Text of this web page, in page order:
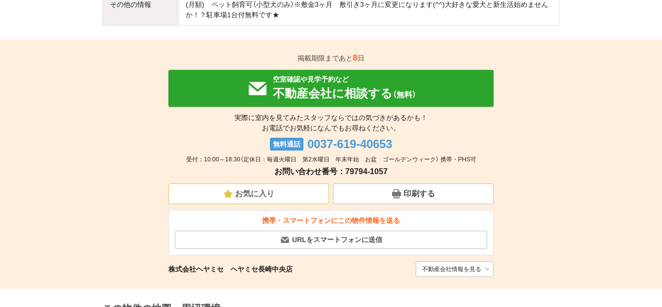
その他の情報
(月額) ペット飼育可（小型犬のみ）※敷金3ヶ月 敷引き3ヶ月に変更になります(^^)大好きな愛犬と新生活始めません
か！？駐車場1台付無料です★
掲載期限まであと8日
空室確認や見学予約など
不動産会社に相談する （無料）
実際に室内を見てみたスタッフならではの気づきがあるかも！
お電話でお気軽になんでもお尋ねください。
無料通話 0037-619-40653
受付：10:00～18:30（定休日：毎週火曜日 第2水曜日 年末年始 お盆 ゴールデンウィーク） 携帯・PHS可
お問い合わせ番号：79794-1057
お気に入り 印刷する
携帯・スマートフォンにこの物件情報を送る
URLをスマートフォンに送信
株式会社ヘヤミセ ヘヤミセ長崎中央店 不動産会社情報を見る